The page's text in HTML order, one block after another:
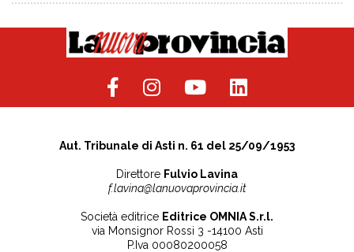
Aut. Tribunale di Asti n. 61 del 25/09/1953
Direttore Fulvio Lavina
f.lavina@lanuovaprovincia.it
Società editrice Editrice OMNIA S.r.l.
via Monsignor Rossi 3 -14100 Asti
P.Iva 00080200058